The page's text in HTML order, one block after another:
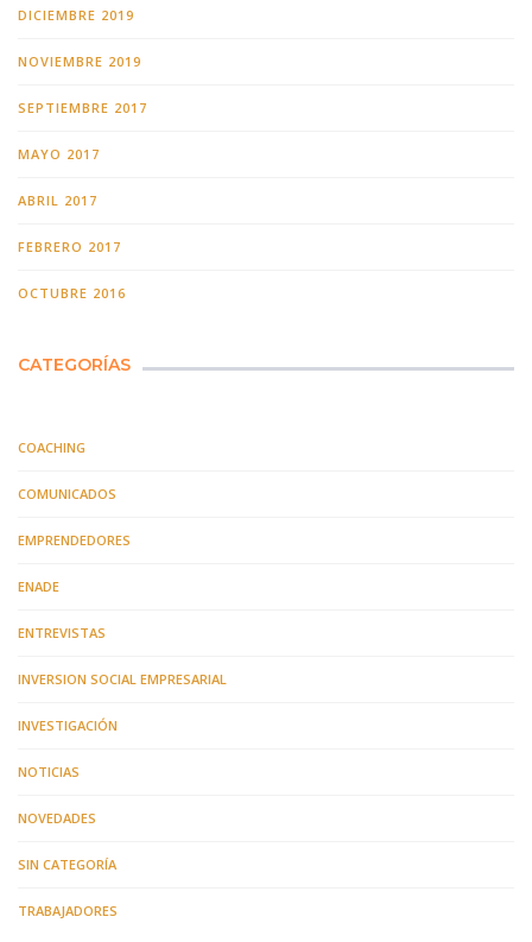
DICIEMBRE 2019
NOVIEMBRE 2019
SEPTIEMBRE 2017
MAYO 2017
ABRIL 2017
FEBRERO 2017
OCTUBRE 2016
CATEGORÍAS
COACHING
COMUNICADOS
EMPRENDEDORES
ENADE
ENTREVISTAS
INVERSION SOCIAL EMPRESARIAL
INVESTIGACIÓN
NOTICIAS
NOVEDADES
SIN CATEGORÍA
TRABAJADORES